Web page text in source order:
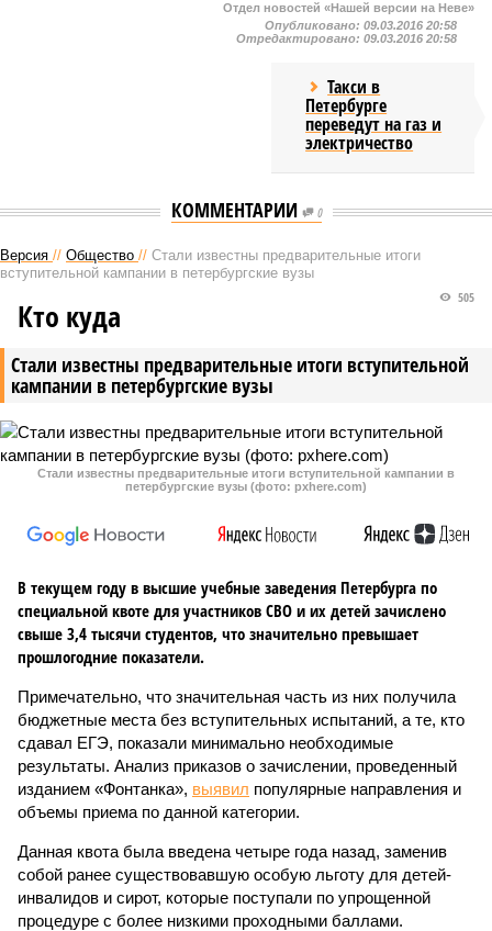
Отдел новостей «Нашей версии на Неве»
Опубликовано: 09.03.2016 20:58
Отредактировано: 09.03.2016 20:58
Такси в
Петербурге
переведут на газ и
электричество
КОММЕНТАРИИ 0
Версия // Общество // Стали известны предварительные итоги
вступительной кампании в петербургские вузы
Стали известны предварительные итоги вступительной
кампании в петербургские вузы
505
Кто куда
Стали известны предварительные итоги вступительной кампании в
петербургские вузы (фото: pxhere.com)
В текущем году в высшие учебные заведения Петербурга по
специальной квоте для участников СВО и их детей зачислено
свыше 3,4 тысячи студентов, что значительно превышает
прошлогодние показатели.
Примечательно, что значительная часть из них получила
бюджетные места без вступительных испытаний, а те, кто
сдавал ЕГЭ, показали минимально необходимые
результаты. Анализ приказов о зачислении, проведенный
изданием «Фонтанка», выявил популярные направления и
объемы приема по данной категории.
Данная квота была введена четыре года назад, заменив
собой ранее существовавшую особую льготу для детей-
инвалидов и сирот, которые поступали по упрощенной
процедуре с более низкими проходными баллами.